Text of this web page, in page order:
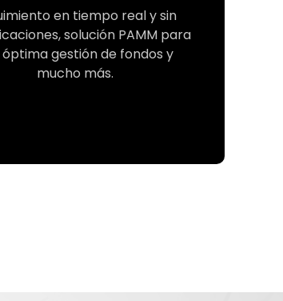
en tiempo real y sin
solución PAMM para
óptima gestión de fondos y
mucho más.